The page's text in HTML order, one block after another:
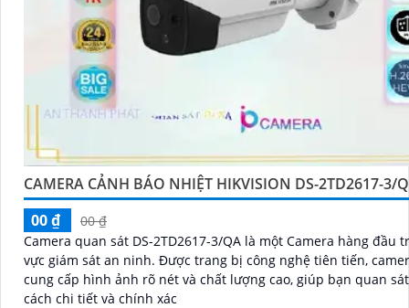
CAMERA CẢNH BÁO NHIỆT HIKVISION DS-2TD2617-3/
00 ₫
00 ₫
Camera quan sát DS-2TD2617-3/QA là một Camera hàng đầu
vực giám sát an ninh. Được trang bị công nghệ tiên tiến, camera này
cung cấp hình ảnh rõ nét và chất lượng cao, giúp bạn quan
cách chi tiết và chính xác